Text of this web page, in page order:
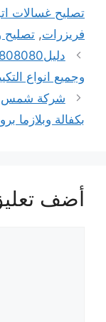
تصليح غسالات
فريزرات, تصليح
وجميع انواع
شركة شمس
بكفالة وبلازما
أضف